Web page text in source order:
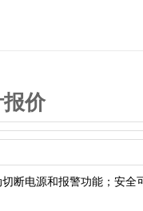
价
断电源和报警功能；安